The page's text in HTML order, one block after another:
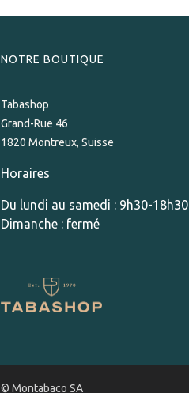
NOTRE BOUTIQUE
Tabashop
Grand-Rue 46
1820 Montreux, Suisse
Horaires
Du lundi au samedi : 9h30-18h30
Dimanche : fermé
© Montabaco SA